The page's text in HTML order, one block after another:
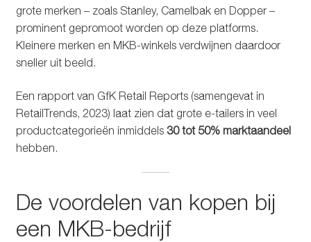
grote merken – zoals Stanley, Camelbak en Dopper –
prominent gepromoot worden op deze platforms.
Kleinere merken en MKB-winkels verdwijnen daardoor
sneller uit beeld.
Een rapport van GfK Retail Reports (samengevat in
RetailTrends, 2023) laat zien dat grote e-tailers in veel
productcategorieën inmiddels 30 tot 50% marktaandeel
hebben.
De voordelen van kopen bij
een MKB-bedrijf